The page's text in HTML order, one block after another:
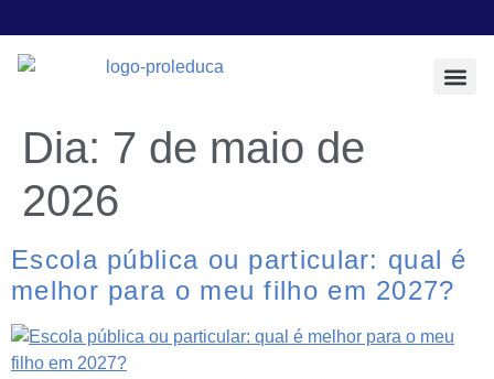
Dia: 7 de maio de
2026
Escola pública ou particular: qual é
melhor para o meu filho em 2027?